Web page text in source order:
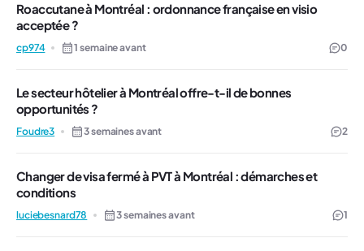
Roaccutane à Montréal : ordonnance française en visio
acceptée ?
cp974 1 semaine avant 0
Le secteur hôtelier à Montréal offre-t-il de bonnes
opportunités ?
Foudre3 3 semaines avant 2
Changer de visa fermé à PVT à Montréal : démarches et
conditions
luciebesnard78 3 semaines avant 1